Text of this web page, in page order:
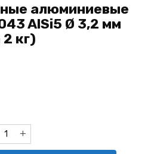
алюминиевые
AlSi5 Ø 3,2 мм
кг)